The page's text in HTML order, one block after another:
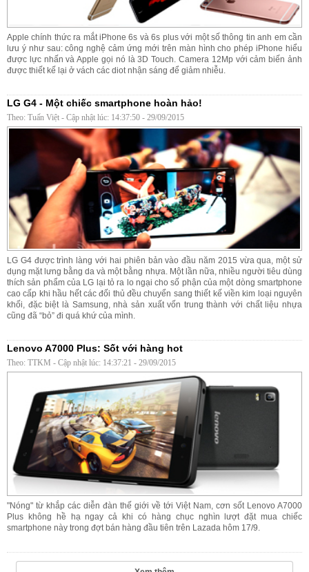
Apple chính thức ra mắt iPhone 6s và 6s plus với một số thông tin anh em cần
lưu ý như sau: công nghệ cảm ứng mới trên màn hình cho phép iPhone hiểu
được lực nhấn và Apple gọi nó là 3D Touch. Camera 12Mp với cảm biến ảnh
được thiết kế lại ở vách các diot nhận sáng để giảm nhiễu.
LG G4 - Một chiếc smartphone hoàn hảo!
Theo: Tuấn Việt - Cập nhật lúc: 14:37:50 - 29/09/2015
LG G4 được trình làng với hai phiên bản vào đầu năm 2015 vừa qua, một sử
dụng mặt lưng bằng da và một bằng nhựa. Một lần nữa, nhiều người tiêu dùng
thích sản phẩm của LG lại tỏ ra lo ngại cho số phận của một dòng smartphone
cao cấp khi hầu hết các đối thủ đều chuyển sang thiết kế viền kim loại nguyên
khối, đặc biệt là Samsung, nhà sản xuất vốn trung thành với chất liệu nhựa
cũng đã “bỏ” đi quá khứ của mình.
Lenovo A7000 Plus: Sốt với hàng hot
Theo: TTKM - Cập nhật lúc: 14:37:21 - 29/09/2015
"Nóng" từ khắp các diễn đàn thế giới về tới Việt Nam, cơn sốt Lenovo A7000
Plus không hề hạ ngay cả khi có hàng chục nghìn lượt đặt mua chiếc
smartphone này trong đợt bán hàng đầu tiên trên Lazada hôm 17/9.